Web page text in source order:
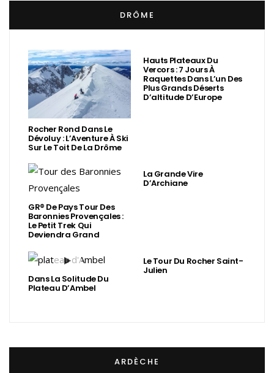
DRÔME
Rocher Rond Dans Le
Dévoluy : L’Aventure À Ski
Sur Le Toit De La Drôme
Hauts Plateaux Du
Vercors : 7 Jours À
Raquettes Dans L’un Des
Plus Grands Déserts
D’altitude D’Europe
GR® De Pays Tour Des
Baronnies Provençales :
Le Petit Trek Qui
Deviendra Grand
La Grande Vire
D’Archiane
Dans La Solitude Du
Plateau D’Ambel
Le Tour Du Rocher Saint-
Julien
ARDÈCHE